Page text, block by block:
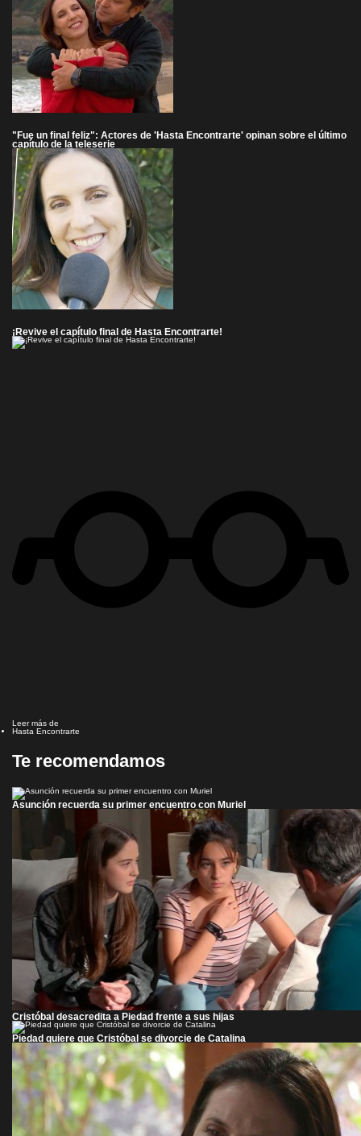
"Fue un final feliz": Actores de 'Hasta Encontrarte' opinan sobre el último
capítulo de la teleserie
¡Revive el capítulo final de Hasta Encontrarte!
Leer más de
Hasta Encontrarte
Te recomendamos
Asunción recuerda su primer encuentro con Muriel
Cristóbal desacredita a Piedad frente a sus hijas
Piedad quiere que Cristóbal se divorcie de Catalina